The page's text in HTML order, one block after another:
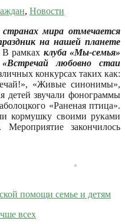
, Новости
мира отмечается
на нашей планете
В рамках клуба «Мы-семья»
«Встречай любовно стаи
конкурсах таких как:
«Живые синонимы»,
детей звучали фонограммы
«Раненая птица».
кормушку своими руками
закончилось
помощи семье и детям
всех